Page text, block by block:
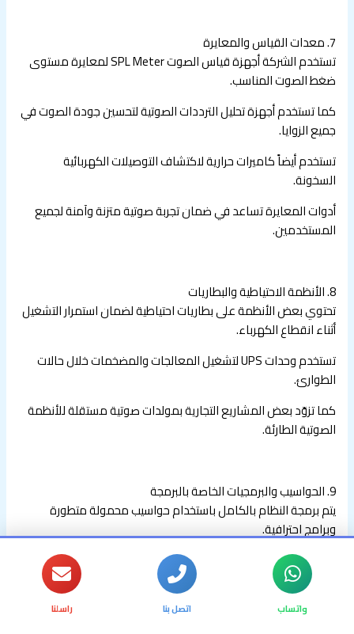
7. معدات القياس والمعايرة
تستخدم الشركة أجهزة قياس الصوت SPL Meter لمعايرة مستوى
ضغط الصوت المناسب.
كما تستخدم أجهزة تحليل الترددات الصوتية لتحسين جودة الصوت في
جميع الزوايا.
تستخدم أيضاً كاميرات حرارية لاكتشاف التوصيلات الكهربائية
السخونة.
أدوات المعايرة تساعد في ضمان تجربة صوتية متزنة وآمنة لجميع
المستخدمين.
8. الأنظمة الاحتياطية والبطاريات
تحتوي بعض الأنظمة على بطاريات احتياطية لضمان استمرار التشغيل
أثناء انقطاع الكهرباء.
تستخدم وحدات UPS لتشغيل المعالجات والمضخمات خلال حالات
الطوارئ.
كما تزوّد بعض المشاريع التجارية بمولدات صوتية مستقلة للأنظمة
الصوتية الطارئة.
9. الحواسيب والبرمجيات الخاصة بالبرمجة
يتم برمجة النظام بالكامل باستخدام حواسيب محمولة متطورة
وبرامج احترافية.
تشمل البرامج: DSP Manager، Audio Architect، وControlSpace
Designer.
تسمح هذه البرامج بضبط كل إعداد صوتي بدقة حسب طبيعة
واتساب اتصل بنا راسلنا